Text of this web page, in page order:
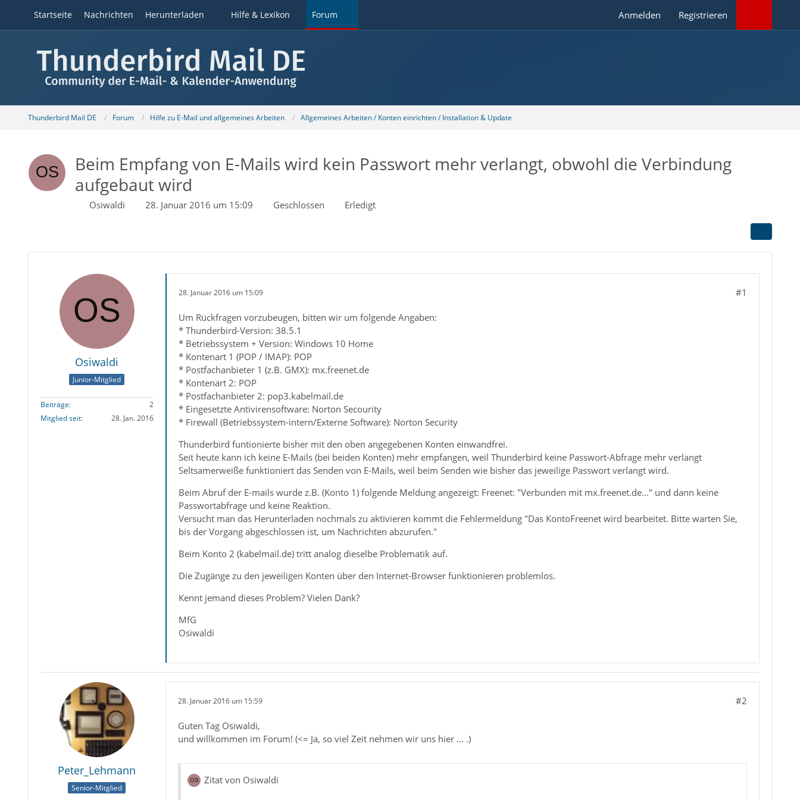
Startseite Nachrichten Herunterladen Hilfe & Lexikon Forum Anmelden Registrieren
Thunderbird Mail DE Forum Hilfe zu E-Mail und allgemeines Arbeiten Allgemeines Arbeiten / Konten einrichten / Installation & Update
Beim Empfang von E-Mails wird kein Passwort mehr verlangt, obwohl die Verbindung
aufgebaut wird
Osiwaldi 28. Januar 2016 um 15:09 Geschlossen Erledigt
Osiwaldi
Junior-Mitglied
Beiträge
2
Mitglied seit
28. Jan. 2016
28. Januar 2016 um 15:09 #1
Um Rückfragen vorzubeugen, bitten wir um folgende Angaben:
* Thunderbird-Version: 38.5.1
* Betriebssystem + Version: Windows 10 Home
* Kontenart 1 (POP / IMAP): POP
* Postfachanbieter 1 (z.B. GMX): mx.freenet.de
* Kontenart 2: POP
* Postfachanbieter 2: pop3.kabelmail.de
* Eingesetzte Antivirensoftware: Norton Secourity
* Firewall (Betriebssystem-intern/Externe Software): Norton Security
Thunderbird funtionierte bisher mit den oben angegebenen Konten einwandfrei.
Seit heute kann ich keine E-Mails (bei beiden Konten) mehr empfangen, weil Thunderbird keine Passwort-Abfrage mehr verlangt
Seltsamerweiße funktioniert das Senden von E-Mails, weil beim Senden wie bisher das jeweilige Passwort verlangt wird.
Beim Abruf der E-mails wurde z.B. (Konto 1) folgende Meldung angezeigt: Freenet: "Verbunden mit mx.freenet.de..." und dann keine
Passwortabfrage und keine Reaktion.
Versucht man das Herunterladen nochmals zu aktivieren kommt die Fehlermeldung "Das KontoFreenet wird bearbeitet. Bitte warten Sie,
bis der Vorgang abgeschlossen ist, um Nachrichten abzurufen."
Beim Konto 2 (kabelmail.de) tritt analog dieselbe Problematik auf.
Die Zugänge zu den jeweiligen Konten über den Internet-Browser funktionieren problemlos.
Kennt jemand dieses Problem? Vielen Dank?
MfG
Osiwaldi
Peter_Lehmann
Senior-Mitglied
28. Januar 2016 um 15:59 #2
Guten Tag Osiwaldi,
und willkommen im Forum! (<= Ja, so viel Zeit nehmen wir uns hier ... .)
Zitat von Osiwaldi